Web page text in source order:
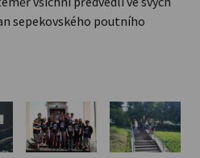
sepekovského poutního